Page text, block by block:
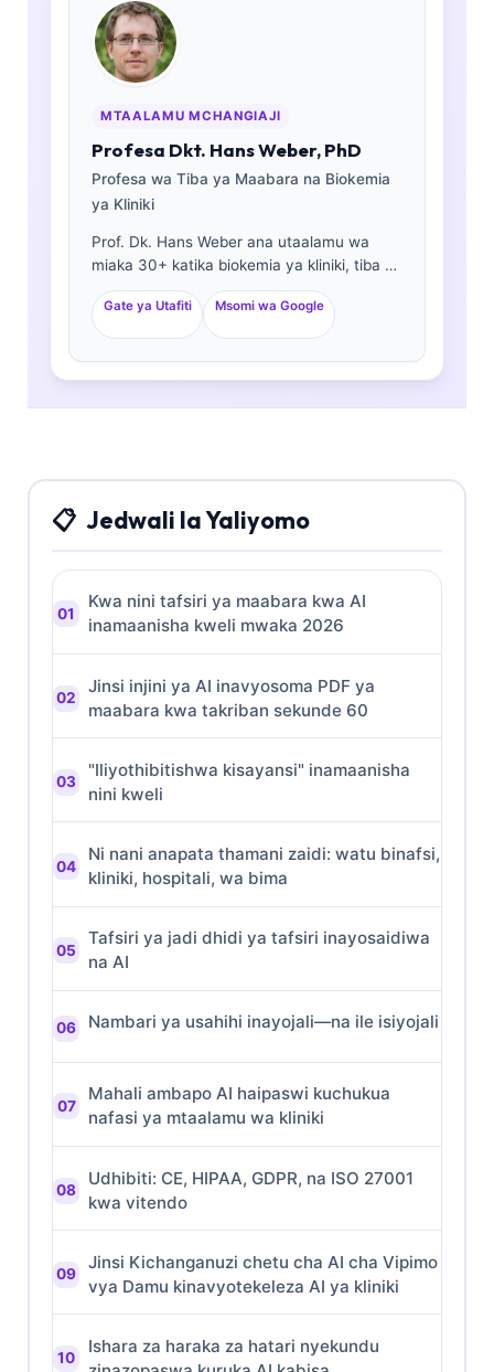
MTAALAMU MCHANGIAJI
Profesa Dkt. Hans Weber, PhD
Profesa wa Tiba ya Maabara na Biokemia
ya Kliniki
Prof. Dk. Hans Weber ana utaalamu wa
miaka 30+ katika biokemia ya kliniki, tiba ya
maabara, na utafiti wa viashiria vya kiafya
(biomarkers). Aliwahi kuwa Rais wa zamani
wa Jumuiya ya Ujerumani ya Kemia ya
paneli za uchunguzi, ulinganishaji wa
Gate ya Utafiti Msomi wa Google
Jedwali la Yaliyomo
Kwa nini tafsiri ya maabara kwa AI
inamaanisha kweli mwaka 2026
Jinsi injini ya AI inavyosoma PDF ya
maabara kwa takriban sekunde 60
"Iliyothibitishwa kisayansi" inamaanisha
nini kweli
Ni nani anapata thamani zaidi: watu binafsi,
kliniki, hospitali, wa bima
Tafsiri ya jadi dhidi ya tafsiri inayosaidiwa
na AI
Nambari ya usahihi inayojali—na ile isiyojali
Mahali ambapo AI haipaswi kuchukua
nafasi ya mtaalamu wa kliniki
Udhibiti: CE, HIPAA, GDPR, na ISO 27001
kwa vitendo
Jinsi Kichanganuzi chetu cha AI cha Vipimo
vya Damu kinavyotekeleza AI ya kliniki
Ishara za haraka za hatari nyekundu